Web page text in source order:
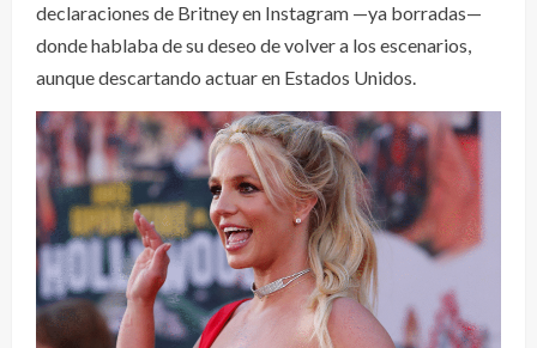
declaraciones de Britney en Instagram —ya borradas—
donde hablaba de su deseo de volver a los escenarios,
aunque descartando actuar en Estados Unidos.